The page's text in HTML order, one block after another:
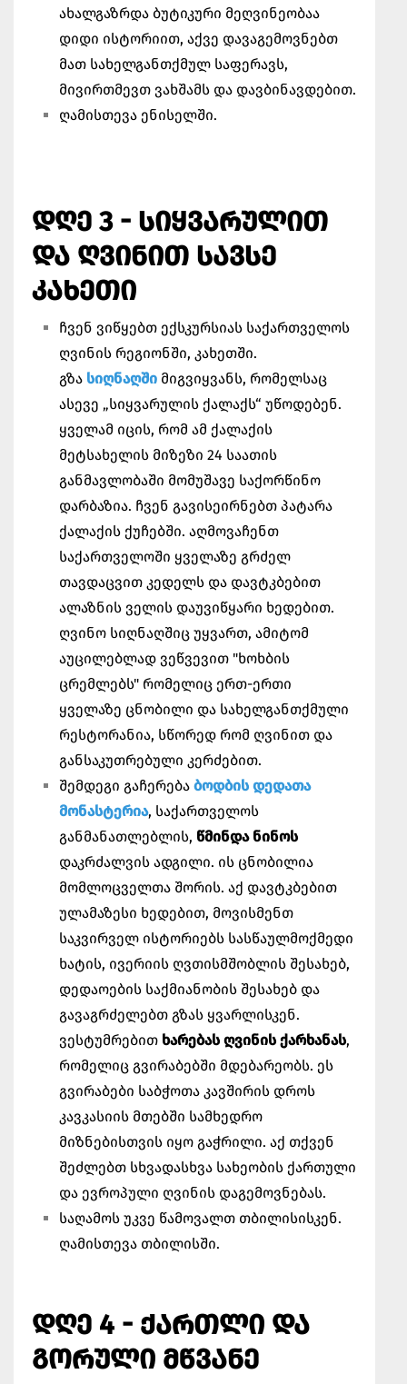
ახალგაზრდა ბუტიკური მეღვინეობაა
დიდი ისტორიით, აქვე დავაგემოვნებთ
მათ სახელგანთქმულ საფერავს,
მივირთმევთ ვახშამს და დავბინავდებით.
ღამისთევა ენისელში.
ᲓᲦᲔ 3 - ᲡᲘᲧᲕᲐᲠᲣᲚᲘᲗ
ᲓᲐ ᲦᲕᲘᲜᲘᲗ ᲡᲐᲕᲡᲔ
ᲙᲐᲮᲔᲗᲘ
ჩვენ ვიწყებთ ექსკურსიას საქართველოს
ღვინის რეგიონში, კახეთში.
გზა სიღნაღში მიგვიყვანს, რომელსაც
ასევე „სიყვარულის ქალაქს“ უწოდებენ.
ყველამ იცის, რომ ამ ქალაქის
მეტსახელის მიზეზი 24 საათის
განმავლობაში მომუშავე საქორწინო
დარბაზია. ჩვენ გავისეირნებთ პატარა
ქალაქის ქუჩებში. აღმოვაჩენთ
საქართველოში ყველაზე გრძელ
თავდაცვით კედელს და დავტკბებით
ალაზნის ველის დაუვიწყარი ხედებით.
ღვინო სიღნაღშიც უყვართ, ამიტომ
აუცილებლად ვეწვევით "ხოხბის
ცრემლებს" რომელიც ერთ-ერთი
ყველაზე ცნობილი და სახელგანთქმული
რესტორანია, სწორედ რომ ღვინით და
განსაკუთრებული კერძებით.
შემდეგი გაჩერება ბოდბის დედათა
მონასტერია, საქართველოს
განმანათლებლის, წმინდა ნინოს
დაკრძალვის ადგილი. ის ცნობილია
მომლოცველთა შორის. აქ დავტკბებით
ულამაზესი ხედებით, მოვისმენთ
საკვირველ ისტორიებს სასწაულმოქმედი
ხატის, ივერიის ღვთისმშობლის შესახებ,
დედაოების საქმიანობის შესახებ და
გავაგრძელებთ გზას ყვარლისკენ.
ვესტუმრებით ხარებას ღვინის ქარხანას,
რომელიც გვირაბებში მდებარეობს. ეს
გვირაბები საბჭოთა კავშირის დროს
კავკასიის მთებში სამხედრო
მიზნებისთვის იყო გაჭრილი. აქ თქვენ
შეძლებთ სხვადასხვა სახეობის ქართული
და ევროპული ღვინის დაგემოვნებას.
საღამოს უკვე წამოვალთ თბილისისკენ.
ღამისთევა თბილისში.
ᲓᲦᲔ 4 - ᲥᲐᲠᲗᲚᲘ ᲓᲐ
ᲒᲝᲠᲣᲚᲘ ᲛᲬᲕᲐᲜᲔ